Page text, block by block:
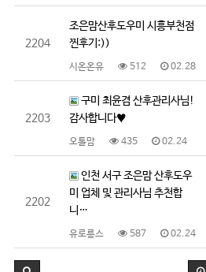
2204
조은맘산후도우미 시흥부천점
찐후기:))
시온온유 512 02.28
2203
구미 최윤겸 산후관리사님!
감사합니다♥
오톨맘 435 02.24
2202
인천 서구 조은맘 산후도우
미 업체 및 관리사님 추천합
니…
유로릉스 587 02.24